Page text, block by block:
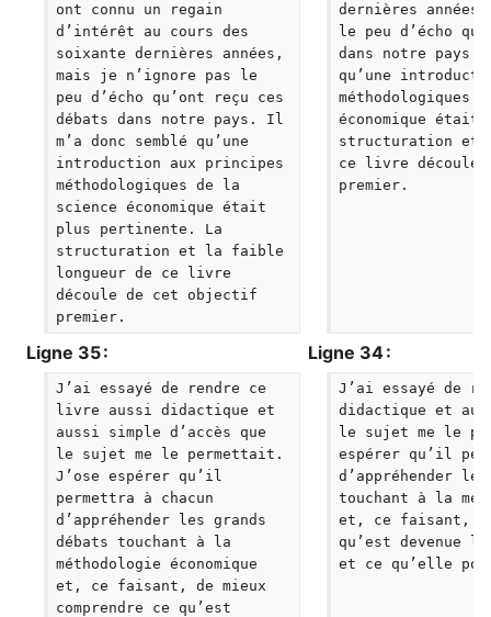
ont connu un regain
d’intérêt au cours des
soixante dernières années,
mais je n’ignore pas le
peu d’écho qu’ont reçu ces
débats dans notre pays. Il
m’a donc semblé qu’une
introduction aux principes
méthodologiques de la
science économique était
plus pertinente. La
structuration et la faible
longueur de ce livre
découle de cet objectif
premier.
dernières
le peu d’écho
dans notre pays.
qu’une
méthodologiques
économique
structuration et
ce livre
premier.
Ligne 35 : Ligne 34 :
J’ai essayé de rendre ce
livre aussi didactique et
aussi simple d’accès que
le sujet me le permettait.
J’ose espérer qu’il
permettra à chacun
d’appréhender les grands
débats touchant à la
méthodologie économique
et, ce faisant, de mieux
comprendre ce qu’est
J’ai essayé de
didactique et
le sujet me le
espérer qu’il
d’appréhender
touchant à la
et, ce faisant, de
qu’est devenue
et ce qu’elle